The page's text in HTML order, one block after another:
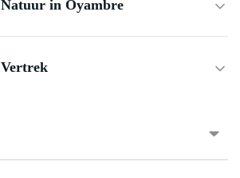
Natuur in Oyambre
Vertrek